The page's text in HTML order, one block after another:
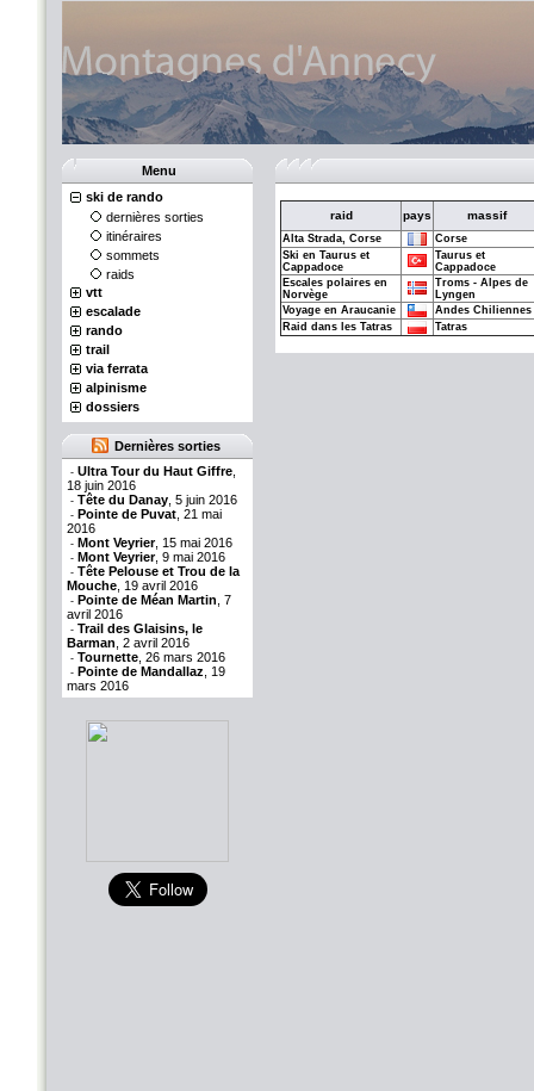
Menu
ski de rando
dernières sorties
itinéraires
sommets
raids
vtt
escalade
rando
trail
via ferrata
alpinisme
dossiers
Dernières sorties
- Ultra Tour du Haut Giffre
18 juin 2016
- Tête du Danay , 5 juin 2016
- Pointe de Puvat , 21 mai
2016
- Mont Veyrier, 15 mai 2016
- Mont Veyrier, 9 mai 2016
- Tête Pelouse et Trou de la
Mouche , 19 avril 2016
- Pointe de Méan Martin , 7
avril 2016
- Trail des Glaisins, le
Barman , 2 avril 2016
- Tournette , 26 mars 2016
- Pointe de Mandallaz , 19
mars 2016
raid pays massif
Alta Strada, Corse
Corse
Ski en Taurus et
Cappadoce
Taurus et
Cappadoce
Escales polaires en
Norvège
Troms - Alpes de
Lyngen
Voyage en Araucanie
Andes Chiliennes
Raid dans les Tatras
Tatras